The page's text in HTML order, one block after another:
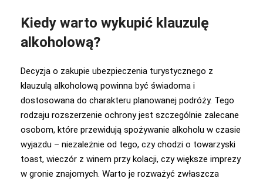
Kiedy warto wykupić klauzulę
alkoholową?
Decyzja o zakupie ubezpieczenia turystycznego z
klauzulą alkoholową powinna być świadoma i
dostosowana do charakteru planowanej podróży. Tego
rodzaju rozszerzenie ochrony jest szczególnie zalecane
osobom, które przewidują spożywanie alkoholu w czasie
wyjazdu – niezależnie od tego, czy chodzi o towarzyski
toast, wieczór z winem przy kolacji, czy większe imprezy
w gronie znajomych. Warto je rozważyć zwłaszcza